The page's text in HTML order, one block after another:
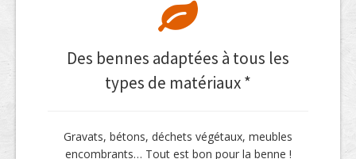
Des bennes adaptées à tous les
types de matériaux *
Gravats, bétons, déchets végétaux, meubles
encombrants… Tout est bon pour la benne !